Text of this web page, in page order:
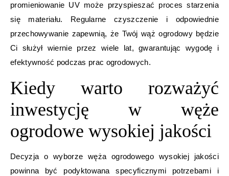
promieniowanie UV może przyspieszać proces starzenia
się materiału. Regularne czyszczenie i odpowiednie
przechowywanie zapewnią, że Twój wąż ogrodowy będzie
Ci służył wiernie przez wiele lat, gwarantując wygodę i
efektywność podczas prac ogrodowych.
Kiedy warto rozważyć
inwestycję w węże
ogrodowe wysokiej jakości
Decyzja o wyborze węża ogrodowego wysokiej jakości
powinna być podyktowana specyficznymi potrzebami i